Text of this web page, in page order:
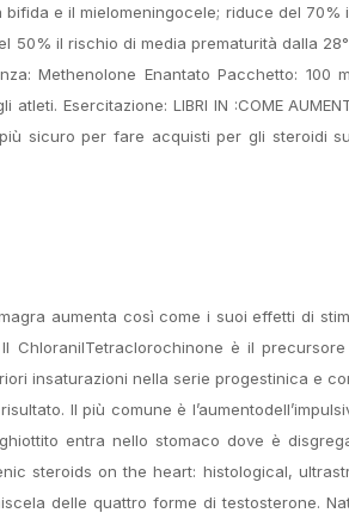
e il mielomeningocele; riduce del
50% il rischio di media prematurità dalla
Methenolone Enantato Pacchetto:
Esercitazione: LIBRI IN :COME
sicuro per fare acquisti per gli steroidi
aumenta così come i suoi effetti di
ChloranilTetraclorochinone è il
insaturazioni nella serie progestinica e
Il più comune è
entra nello stomaco dove è
steroids on the heart: histological,
delle quattro forme di testosterone.